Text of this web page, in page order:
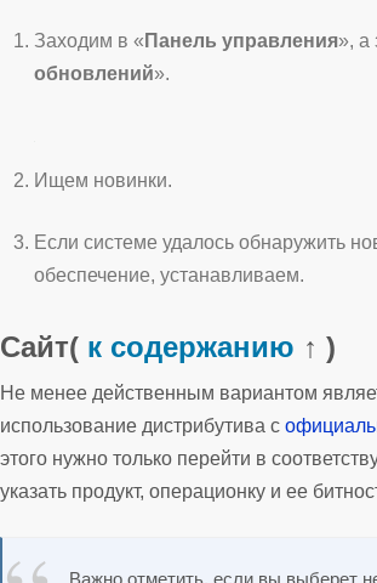
Заходим в « Панель управления», а
обновлений».
Ищем новинки.
Если системе удалось обнаружить
обеспечение, устанавливаем.
Сайт( к содержанию ↑ )
Не менее действенным вариантом
использование дистрибутива с
этого нужно только перейти в
указать продукт, операционку и ее
Важно отметить, если вы выберет